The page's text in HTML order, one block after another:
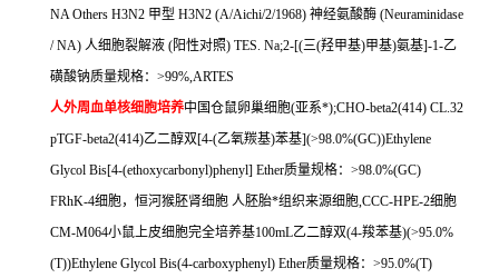
NA Others H3N2 甲型 H3N2 (A/Aichi/2/1968) 神经氨酸酶 (Neuraminidase
/ NA) 人细胞裂解液 (阳性对照) TES. Na;2-[(三(羟甲基)甲基)氨基]-1-乙
磺酸钠质量规格： >99%,ARTES
人外周血单核细胞培养中国仓鼠卵巢细胞(亚系*);CHO-beta2(414) CL.32
pTGF-beta2(414)乙二醇双[4-(乙氧羰基)苯基](>98.0%(GC))Ethylene
Glycol Bis[4-(ethoxycarbonyl)phenyl] Ether质量规格： >98.0%(GC)
FRhK-4细胞，恒河猴胚肾细胞 人胚胎*组织来源细胞 ,CCC-HPE-2细胞
CM-M064小鼠上皮细胞完全培养基100mL乙二醇双(4-羧苯基)(>95.0%
(T))Ethylene Glycol Bis(4-carboxyphenyl) Ether质量规格： >95.0%(T)